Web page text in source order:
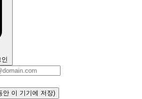
안 이 기기에 저장)